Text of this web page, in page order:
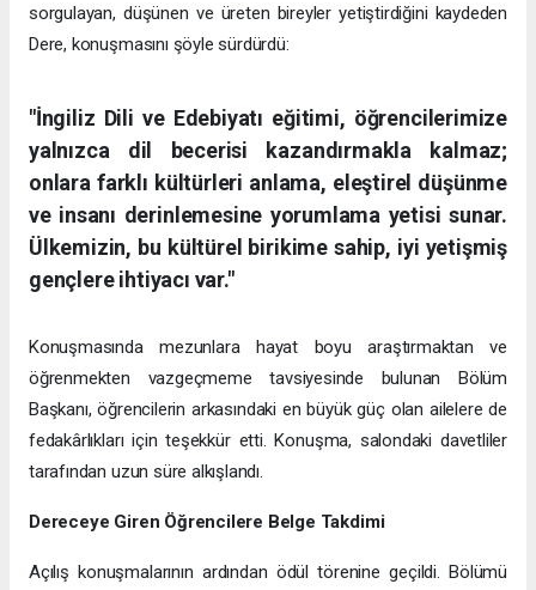
sorgulayan, düşünen ve üreten bireyler yetiştirdiğini kaydeden
Dere, konuşmasını şöyle sürdürdü:
"İngiliz Dili ve Edebiyatı eğitimi, öğrencilerimize
yalnızca dil becerisi kazandırmakla kalmaz;
onlara farklı kültürleri anlama, eleştirel düşünme
ve insanı derinlemesine yorumlama yetisi sunar.
Ülkemizin, bu kültürel birikime sahip, iyi yetişmiş
gençlere ihtiyacı var."
Konuşmasında mezunlara hayat boyu araştırmaktan ve
öğrenmekten vazgeçmeme tavsiyesinde bulunan Bölüm
Başkanı, öğrencilerin arkasındaki en büyük güç olan ailelere de
fedakârlıkları için teşekkür etti. Konuşma, salondaki davetliler
tarafından uzun süre alkışlandı.
Dereceye Giren Öğrencilere Belge Takdimi
Açılış konuşmalarının ardından ödül törenine geçildi. Bölümü